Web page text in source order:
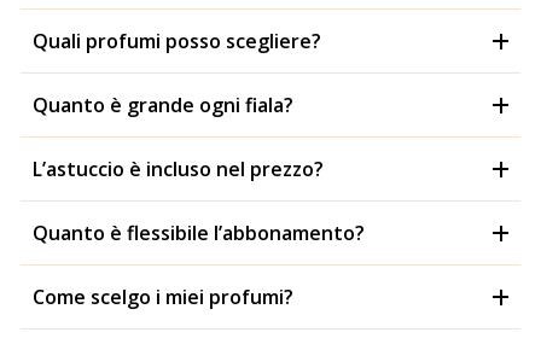
Quali profumi posso scegliere?
Quanto è grande ogni fiala?
L’astuccio è incluso nel prezzo?
Quanto è flessibile l’abbonamento?
Come scelgo i miei profumi?